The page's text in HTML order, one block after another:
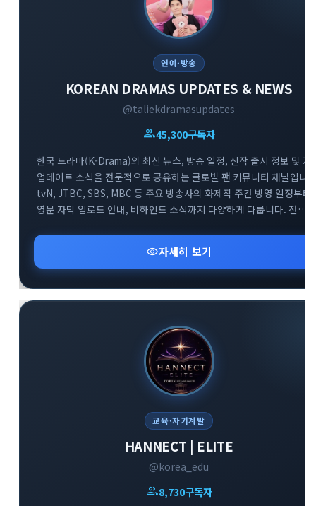
연예·방송
KOREAN DRAMAS UPDATES & NEWS
@taliekdramasupdates
group45,300구독자
한국 드라마(K-Drama)의 최신 뉴스, 방송 일정, 신작 출시 정보 및 자
업데이트 소식을 전문적으로 공유하는 글로벌 팬 커뮤니티 채널입니
tvN, JTBC, SBS, MBC 등 주요 방송사의 화제작 주간 방영 일정부터
영문 자막 업로드 안내, 비하인드 소식까지 다양하게 다룹니다. 전
확인하고 소통하는 대규모 정보 교류의 공간입니다.
visibility자세히 보기
교육·자기계발
HANNECT | ELITE
@korea_edu
group8,730구독자